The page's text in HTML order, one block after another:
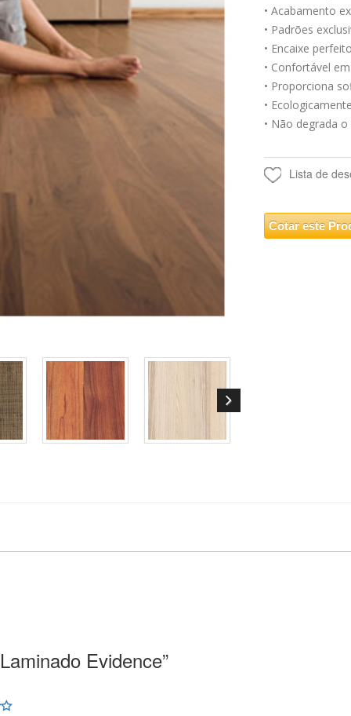
• Acabamento
• Padrões
• Encaixe
• Confortável
• Proporciona
•
• Não degrada
Lista de
Cotar este
Evidence”